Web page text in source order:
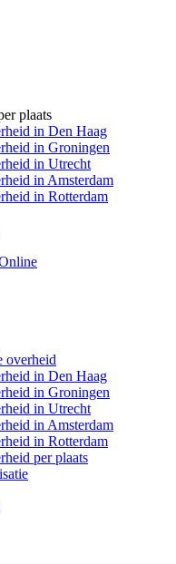
plaats
in Den Haag
in Groningen
in Utrecht
in Amsterdam
in Rotterdam
overheid
in Den Haag
in Groningen
in Utrecht
in Amsterdam
in Rotterdam
per plaats